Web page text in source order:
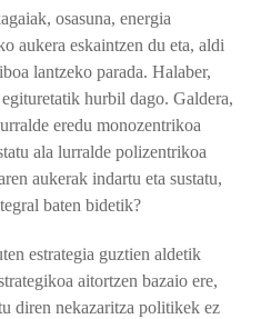
osasuna, energia
aukera eskaintzen du eta, aldi
lantzeko parada. Halaber,
hurbil dago. Galdera,
eredu monozentrikoa
ala lurralde polizentrikoa
aukerak indartu eta sustatu,
baten bidetik?
estrategia guztien aldetik
aitortzen bazaio ere,
diren nekazaritza politikek ez